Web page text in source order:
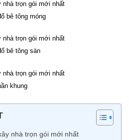
bê tông móng
bê tông sàn
khung
nhà trọn gói mới nhất